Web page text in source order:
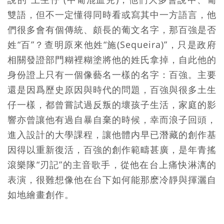
雙語，但不一定懂得同時看或寫其中一方語言，他
們很多會有個傳統、頗長的葡文名字，那百強是否
姓“百”？查明原來他姓“施(Sequeira)”，只是政府
相關發證部門糊裡糊塗將他的姓氏拿掉，自此他的
身份證上只有一個像藝名一樣的名字：百強。主要
還是因爲歷史原因與時代的問題，百強與很多土生
仔一樣，都曾嘗試過反叛的壞孩子生活，家庭的影
響亦曾讓他有過自暴自棄的時候，幸而浪子回頭，
進入設計的大學課程，讓他體内早已潛藏的創作基
因得以重新復活，百強的創作範疇甚廣，是年青搖
滾樂隊“刃記”的主音歌手，從他在台上痛快淋漓的
表演，很難想像他在台下如何能那麽冷靜與揮灑自
如地繪畫創作。